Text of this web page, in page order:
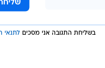
בשליחת התגובה אני מסכים לתנאי